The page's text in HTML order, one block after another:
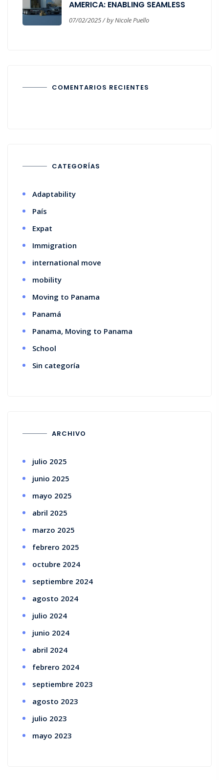
AMERICA: ENABLING SEAMLESS
CORPORATE EXPANSION
07/02/2025 / by Nicole Puello
COMENTARIOS RECIENTES
CATEGORÍAS
Adaptability
País
Expat
Immigration
international move
mobility
Moving to Panama
Panamá
Panama, Moving to Panama
School
Sin categoría
ARCHIVO
julio 2025
junio 2025
mayo 2025
abril 2025
marzo 2025
febrero 2025
octubre 2024
septiembre 2024
agosto 2024
julio 2024
junio 2024
abril 2024
febrero 2024
septiembre 2023
agosto 2023
julio 2023
mayo 2023